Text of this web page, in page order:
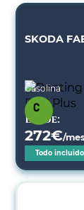
SKODA
Gasolina
Desde:
272€/
Todo incluido